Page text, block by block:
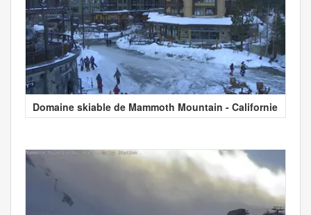
Domaine skiable de Mammoth Mountain - Californie